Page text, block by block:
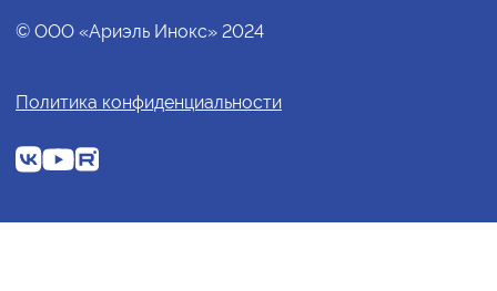
© ООО «Ариэль Инокс» 2024
Политика конфиденциальности